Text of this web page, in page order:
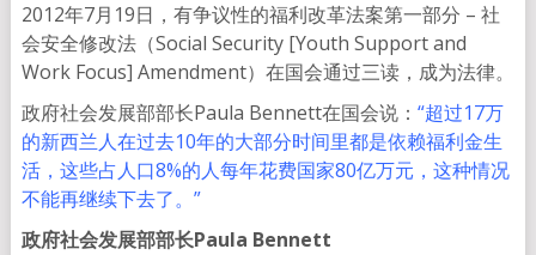
2012年7月19日，有争议性的福利改革法案第一部分 – 社
会安全修改法（Social Security [Youth Support and
Work Focus] Amendment）在国会通过三读，成为法律。
政府社会发展部部长Paula Bennett在国会说： “超过17万
的新西兰人在过去10年的大部分时间里都是依赖福利金生
活，这些占人口8%的人每年花费国家80亿万元，这种情况
不能再继续下去了。”
政府社会发展部部长Paula Bennett